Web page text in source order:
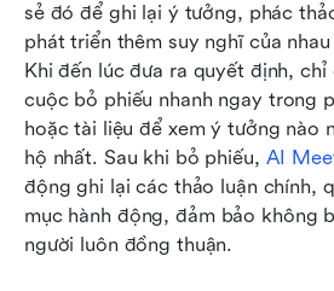
sẻ đó để ghi lại ý tưởng, phác
phát triển thêm suy nghĩ của
Khi đến lúc đưa ra quyết định,
cuộc bỏ phiếu nhanh ngay trong
hoặc tài liệu để xem ý tưởng nào
hộ nhất. Sau khi bỏ phiếu, AI
động ghi lại các thảo luận chính,
mục hành động, đảm bảo không
người luôn đồng thuận.